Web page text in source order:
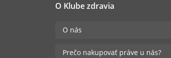
O Klube zdravia
O nás
Prečo nakupovať práve u nás?